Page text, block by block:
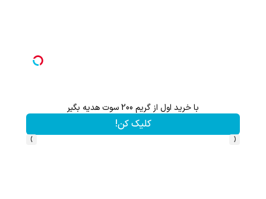
با خرید اول از گریم 200 سوت هدیه بگیر
کلیک کن!
‹
›